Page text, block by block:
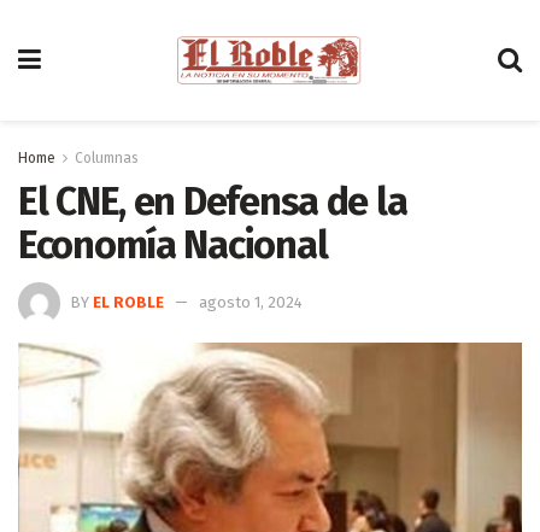
Home Columnas
El CNE, en Defensa de la
Economía Nacional
BY EL ROBLE agosto 1, 2024